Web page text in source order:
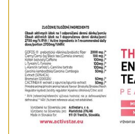
Kofeina
L-tyrozyna
Winian L-
karnityny
Garcinia